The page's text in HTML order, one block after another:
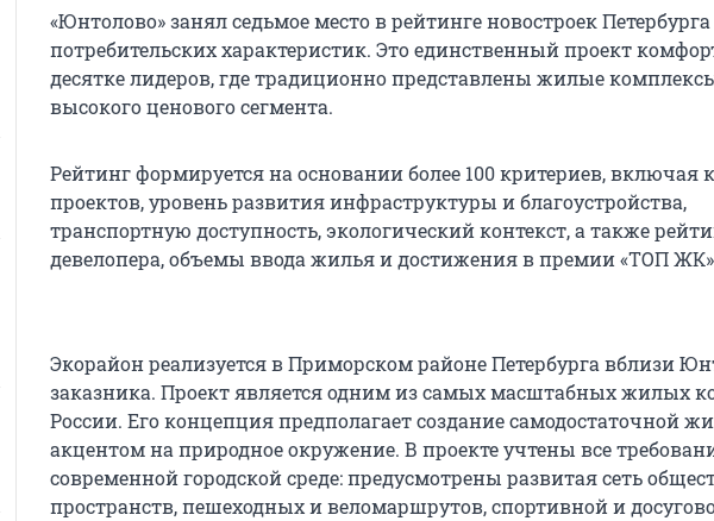
«Юнтолово» занял седьмое место в рейтинге новостроек
потребительских характеристик. Это единственный проект
десятке лидеров, где традиционно представлены жилые
высокого ценового сегмента.
Рейтинг формируется на основании более 100 критериев, включая
проектов, уровень развития инфраструктуры и благоустройства,
транспортную доступность, экологический контекст, а также
девелопера, объемы ввода жилья и достижения в премии «ТОП
Экорайон реализуется в Приморском районе Петербурга вблизи
заказника. Проект является одним из самых масштабных жилых
России. Его концепция предполагает создание самодостаточной
акцентом на природное окружение. В проекте учтены все
современной городской среде: предусмотрены развитая сеть
пространств, пешеходных и веломаршрутов, спортивной и